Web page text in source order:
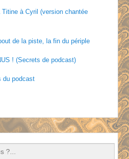
à Cyril (version chantée
de la piste, la fin du périple
! (Secrets de podcast)
du podcast